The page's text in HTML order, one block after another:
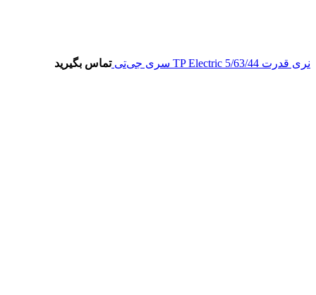
نری قدرت 5/63/44 TP Electric سری جی‌تی تماس بگیرید